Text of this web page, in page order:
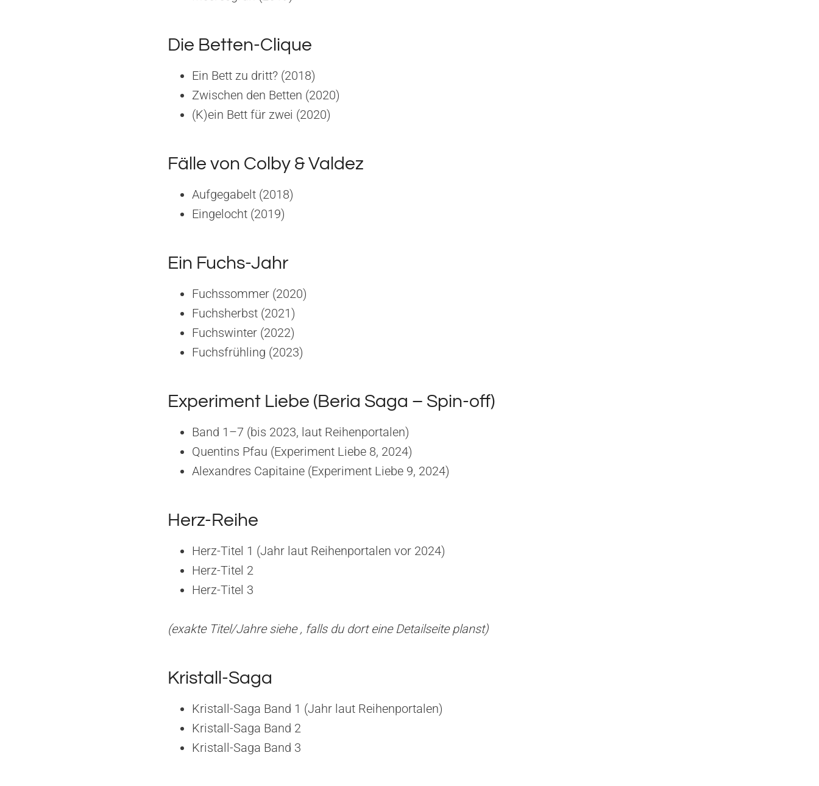
Die Betten-Clique
Ein Bett zu dritt? (2018)
Zwischen den Betten (2020)
(K)ein Bett für zwei (2020)
Fälle von Colby & Valdez
Aufgegabelt (2018)
Eingelocht (2019)
Ein Fuchs-Jahr
Fuchssommer (2020)
Fuchsherbst (2021)
Fuchswinter (2022)
Fuchsfrühling (2023)
Experiment Liebe (Beria Saga – Spin-off)
Band 1–7 (bis 2023, laut Reihenportalen)
Quentins Pfau (Experiment Liebe 8, 2024)
Alexandres Capitaine (Experiment Liebe 9, 2024)
Herz-Reihe
Herz-Titel 1 (Jahr laut Reihenportalen vor 2024)
Herz-Titel 2
Herz-Titel 3
(exakte Titel/Jahre siehe , falls du dort eine Detailseite planst)
Kristall-Saga
Kristall-Saga Band 1 (Jahr laut Reihenportalen)
Kristall-Saga Band 2
Kristall-Saga Band 3